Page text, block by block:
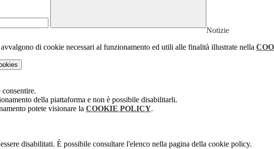
Notizie
di cookie necessari al funzionamento ed utili alle finalità illustrate nella
della piattaforma e non è possibile disabilitarli.
potete visionare la COOKIE POLICY.
disabilitati. È possibile consultare l'elenco nella pagina della cookie policy.